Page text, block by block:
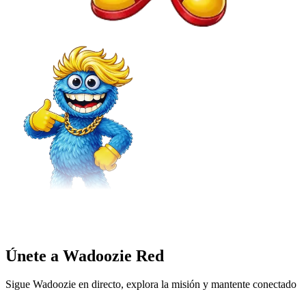
Únete a Wadoozie Red
Sigue Wadoozie en directo, explora la misión y mantente conectado